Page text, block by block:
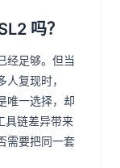
吗？
经足够。但当
复现时，
唯一选择，却
具链差异带来
需要把同一套